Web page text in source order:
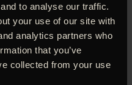
to analyse our traffic.
your use of our site with
analytics partners who
that you’ve
collected from your use